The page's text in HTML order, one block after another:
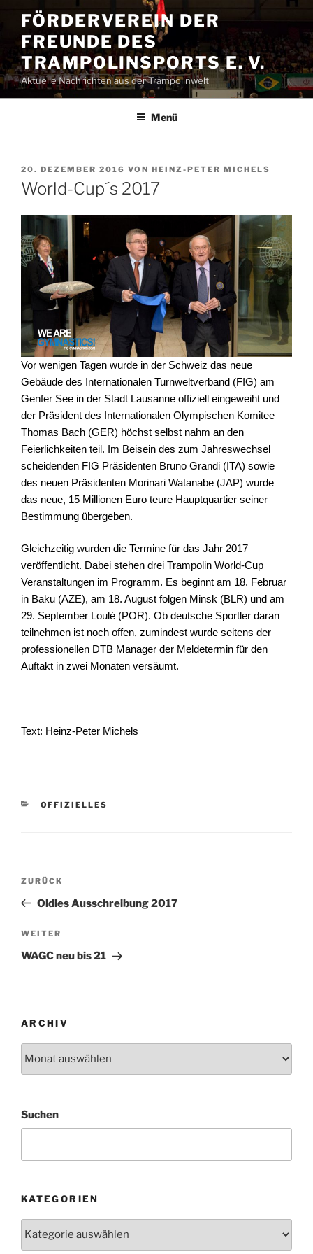
Inhalt
springen
FÖRDERVEREIN DER
FREUNDE DES
TRAMPOLINSPORTS E. V.
Aktuelle Nachrichten aus der Trampolinwelt
Menü
VERÖFFENTLICHT
AM
20. DEZEMBER 2016 VON HEINZ-PETER MICHELS
World-Cup´s 2017
Vor wenigen Tagen wurde in der Schweiz das neue
Gebäude des Internationalen Turnweltverband (FIG) am
Genfer See in der Stadt Lausanne offiziell eingeweiht und
der Präsident des Internationalen Olympischen Komitee
Thomas Bach (GER) höchst selbst nahm an den
Feierlichkeiten teil. Im Beisein des zum Jahreswechsel
scheidenden FIG Präsidenten Bruno Grandi (ITA) sowie
des neuen Präsidenten Morinari Watanabe (JAP) wurde
das neue, 15 Millionen Euro teure Hauptquartier seiner
Bestimmung übergeben.
Gleichzeitig wurden die Termine für das Jahr 2017
veröffentlicht. Dabei stehen drei Trampolin World-Cup
Veranstaltungen im Programm. Es beginnt am 18. Februar
in Baku (AZE), am 18. August folgen Minsk (BLR) und am
29. September Loulé (POR). Ob deutsche Sportler daran
teilnehmen ist noch offen, zumindest wurde seitens der
professionellen DTB Manager der Meldetermin für den
Auftakt in zwei Monaten versäumt.
Text: Heinz-Peter Michels
KATEGORIEN
OFFIZIELLES
Beitragsnavigation
Vorheriger
Beitrag
ZURÜCK
Oldies Ausschreibung 2017
Nächster
Beitrag
WEITER
WAGC neu bis 21
ARCHIV
Suchen
KATEGORIEN